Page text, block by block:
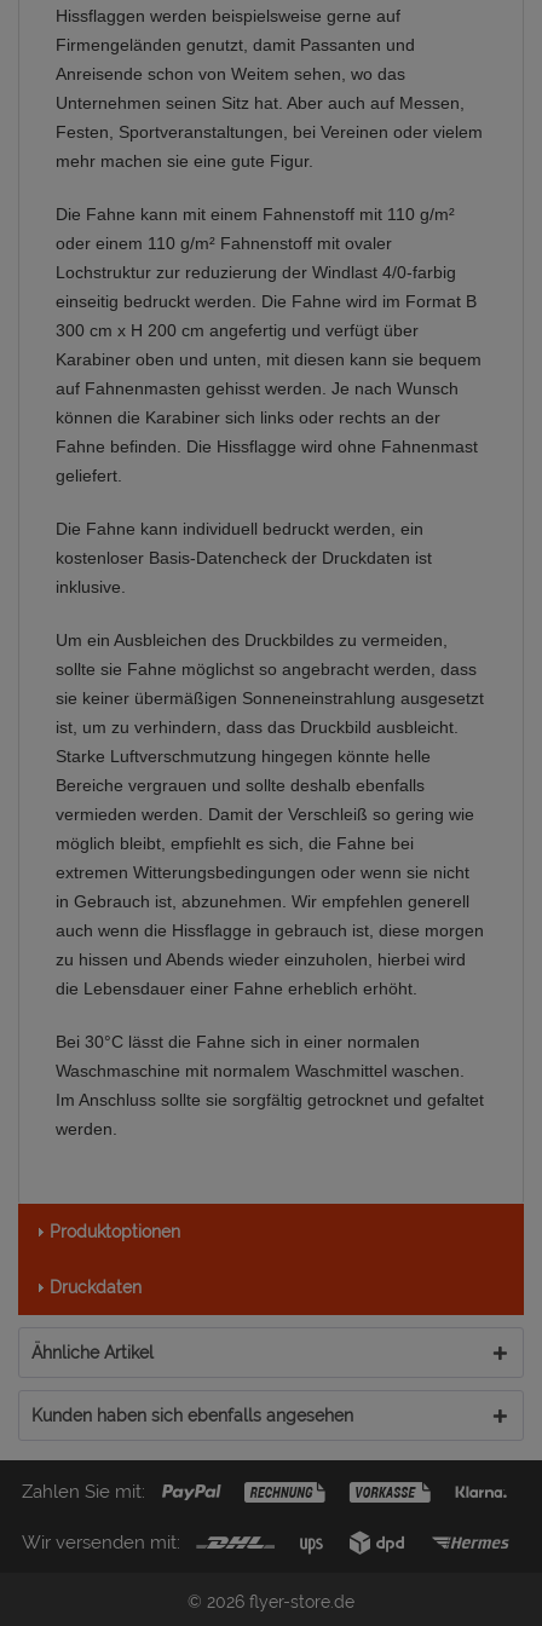
Hissflaggen werden beispielsweise gerne auf
Firmengeländen genutzt, damit Passanten und
Anreisende schon von Weitem sehen, wo das
Unternehmen seinen Sitz hat. Aber auch auf Messen,
Festen, Sportveranstaltungen, bei Vereinen oder vielem
mehr machen sie eine gute Figur.
Die Fahne kann mit einem Fahnenstoff mit 110 g/m²
oder einem 110 g/m² Fahnenstoff mit ovaler
Lochstruktur zur reduzierung der Windlast 4/0-farbig
einseitig bedruckt werden. Die Fahne wird im Format B
300 cm x H 200 cm angefertig und verfügt über
Karabiner oben und unten, mit diesen kann sie bequem
auf Fahnenmasten gehisst werden. Je nach Wunsch
können die Karabiner sich links oder rechts an der
Fahne befinden. Die Hissflagge wird ohne Fahnenmast
geliefert.
Die Fahne kann individuell bedruckt werden, ein
kostenloser Basis-Datencheck der Druckdaten ist
inklusive.
Um ein Ausbleichen des Druckbildes zu vermeiden,
sollte sie Fahne möglichst so angebracht werden, dass
sie keiner übermäßigen Sonneneinstrahlung ausgesetzt
ist, um zu verhindern, dass das Druckbild ausbleicht.
Starke Luftverschmutzung hingegen könnte helle
Bereiche vergrauen und sollte deshalb ebenfalls
vermieden werden. Damit der Verschleiß so gering wie
möglich bleibt, empfiehlt es sich, die Fahne bei
extremen Witterungsbedingungen oder wenn sie nicht
in Gebrauch ist, abzunehmen. Wir empfehlen generell
auch wenn die Hissflagge in gebrauch ist, diese morgen
zu hissen und Abends wieder einzuholen, hierbei wird
die Lebensdauer einer Fahne erheblich erhöht.
Bei 30°C lässt die Fahne sich in einer normalen
Waschmaschine mit normalem Waschmittel waschen.
Im Anschluss sollte sie sorgfältig getrocknet und gefaltet
werden.
Produktoptionen
Druckdaten
Ähnliche Artikel
Kunden haben sich ebenfalls angesehen
Zahlen Sie mit:
Wir versenden mit:
© 2026 flyer-store.de